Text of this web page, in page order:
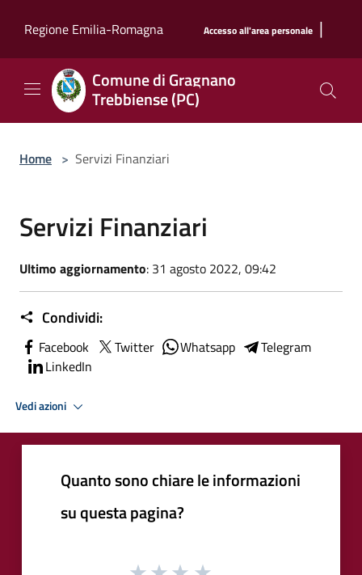
Regione Emilia-Romagna
Accesso all'area personale |
Comune di Gragnano
Trebbiense (PC)
Home > Servizi Finanziari
Servizi Finanziari
Ultimo aggiornamento: 31 agosto 2022, 09:42
Condividi:
Facebook Twitter Whatsapp
Telegram
LinkedIn
Vedi azioni
Quanto sono chiare le informazioni
su questa pagina?